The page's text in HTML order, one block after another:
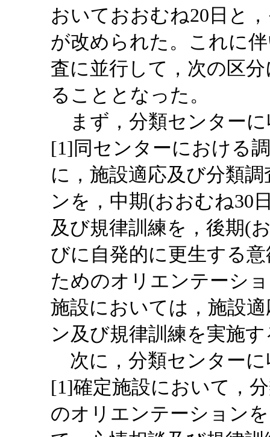
おいておおむね20日と
が改められた。これに
査に並行して，次の区
ることとなった。
まず，分類センターに
[1]同センターにおける
に，施設適応及び分類
ンを，中期(おおむね30
及び規律訓練を，後期(
びに自発的に更生する
ためのオリエンテーシ
施設においては，施設
ン及び規律訓練を実施
次に，分類センターに
[1]確定施設において，
のオリエンテーション